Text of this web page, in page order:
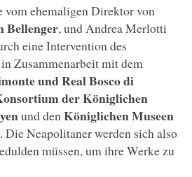
vom ehemaligen Direktor von
Bellenger, und Andrea Merlotti
eine Intervention des
Zusammenarbeit mit dem
und Real Bosco di
der Königlichen
und den Königlichen Museen
Die Neapolitaner werden sich also
müssen, um ihre Werke zu